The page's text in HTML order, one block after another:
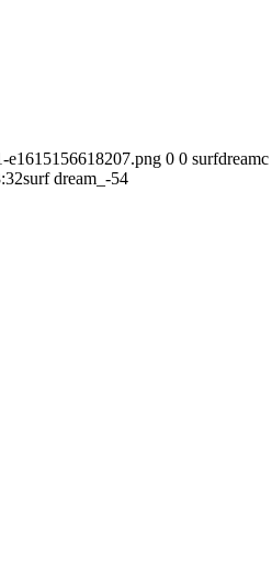
e1615156618207.png 0 0 surfdreamc
surf dream_-54